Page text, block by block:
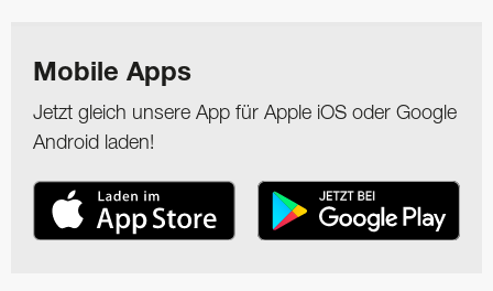
Mobile Apps
Jetzt gleich unsere App für Apple iOS oder Google
Android laden!